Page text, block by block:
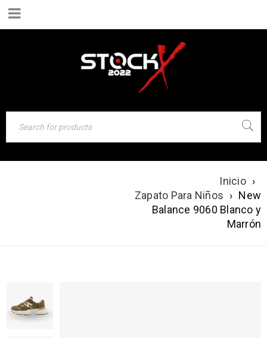
Inicio ›
Zapato Para Niños › New
Balance 9060 Blanco y
Marrón